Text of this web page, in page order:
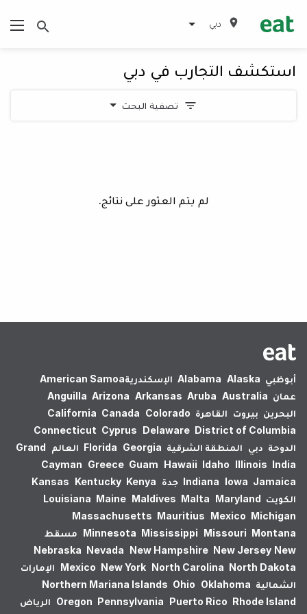
دبي
استكشف التجارب في دبي
تصفية البحث
لم يتم العثور على نتائج.
أبوظبي Alabama Alaska الإسكندرية‎American Samoa
عمان
Anguilla Arizona Arkansas Aruba Australia
البحرين بيروت القاهرة California Canada Colorado
Connecticut Cyprus Delaware District of Columbia
الدوحة دبي المنطقة الشرقية Florida Georgia العالم
Grand
Cayman Greece Guam Hawaii Idaho Illinois India
Indiana Iowa Jamaica جدة Kansas Kentucky Kenya
الكويت
Louisiana Maine Maldives Malta Maryland
Massachusetts Mauritius Mexico Michigan
Minnesota Mississippi Missouri Montana
مسقط
Nebraska Nevada New Hampshire New Jersey New
Mexico New York North Carolina North Dakota
الإمارات
الشمالية
Northern Mariana Islands Ohio Oklahoma
Oregon Pennsylvania Puerto Rico Rhode Island
الرياض